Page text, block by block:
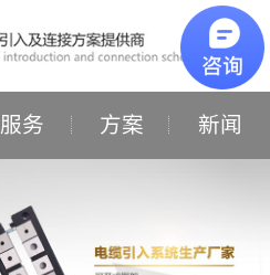
服务 方案 新闻